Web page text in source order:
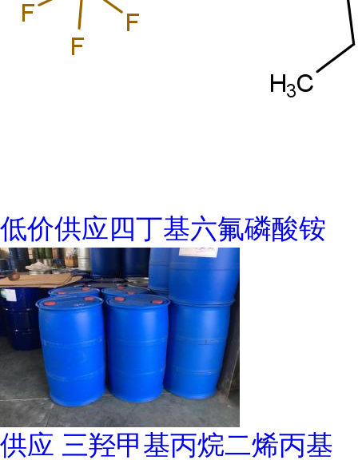
低价供应四丁基六氟磷酸铵
供应 三羟甲基丙烷二烯丙基